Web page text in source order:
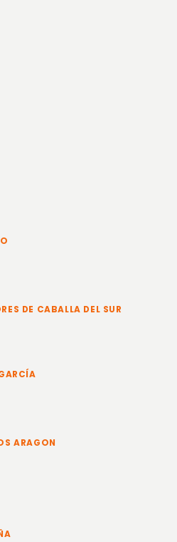
DE CABALLA DEL SUR
ARAGON